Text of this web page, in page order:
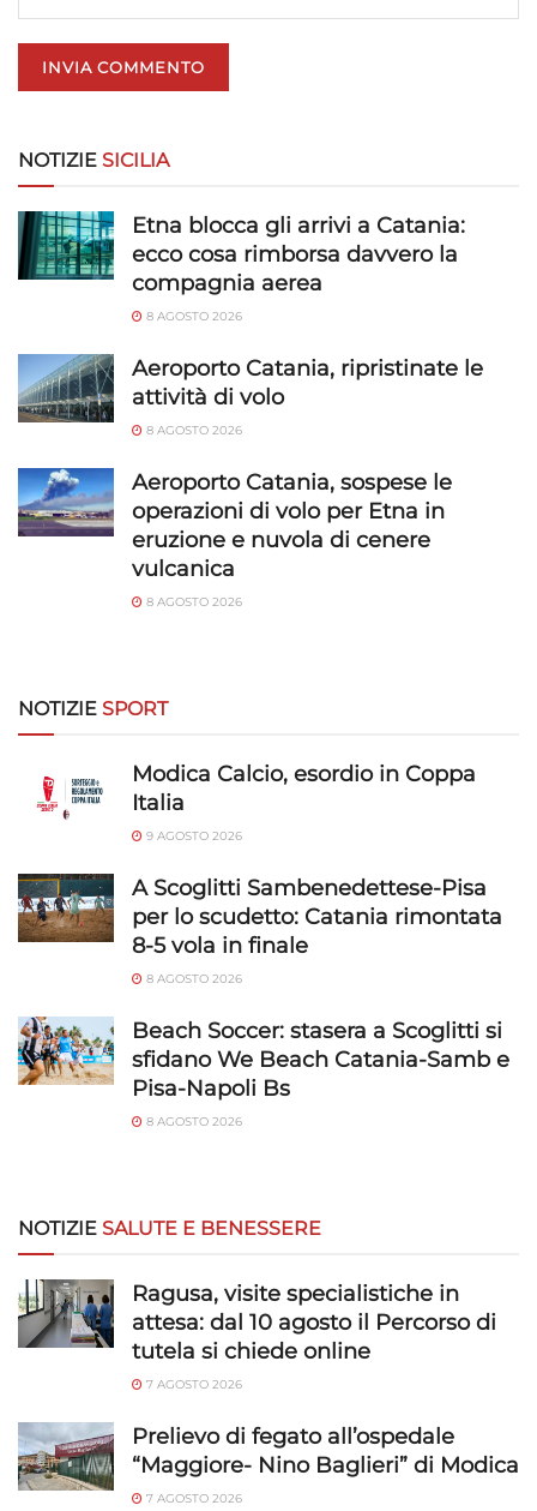
NOTIZIE SICILIA
Etna blocca gli arrivi a Catania:
ecco cosa rimborsa davvero la
compagnia aerea
8 AGOSTO 2026
Aeroporto Catania, ripristinate le
attività di volo
8 AGOSTO 2026
Aeroporto Catania, sospese le
operazioni di volo per Etna in
eruzione e nuvola di cenere
vulcanica
8 AGOSTO 2026
NOTIZIE SPORT
Modica Calcio, esordio in Coppa
Italia
9 AGOSTO 2026
A Scoglitti Sambenedettese-Pisa
per lo scudetto: Catania rimontata
8-5 vola in finale
8 AGOSTO 2026
Beach Soccer: stasera a Scoglitti si
sfidano We Beach Catania-Samb e
Pisa-Napoli Bs
8 AGOSTO 2026
NOTIZIE SALUTE E BENESSERE
Ragusa, visite specialistiche in
attesa: dal 10 agosto il Percorso di
tutela si chiede online
7 AGOSTO 2026
Prelievo di fegato all’ospedale
“Maggiore- Nino Baglieri” di Modica
7 AGOSTO 2026